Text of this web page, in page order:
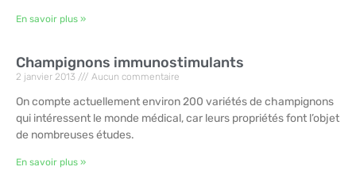
En savoir plus »
Champignons immunostimulants
2 janvier 2013 Aucun commentaire
On compte actuellement environ 200 variétés de champignons
qui intéressent le monde médical, car leurs propriétés font l’objet
de nombreuses études.
En savoir plus »